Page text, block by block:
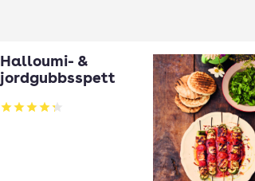
Halloumi- &
jordgubbsspett
Betyg: 4.3 av 5